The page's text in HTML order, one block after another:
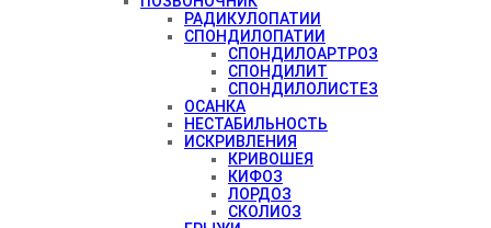
РАДИКУЛОПАТИИ
СПОНДИЛОПАТИИ
СПОНДИЛОАРТРОЗ
СПОНДИЛИТ
СПОНДИЛОЛИСТЕЗ
ОСАНКА
НЕСТАБИЛЬНОСТЬ
ИСКРИВЛЕНИЯ
КРИВОШЕЯ
КИФОЗ
ЛОРДОЗ
СКОЛИОЗ